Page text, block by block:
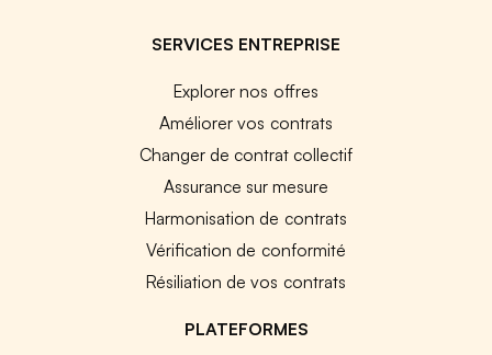
SERVICES ENTREPRISE
Explorer nos offres
Améliorer vos contrats
Changer de contrat collectif
Assurance sur mesure
Harmonisation de contrats
Vérification de conformité
Résiliation de vos contrats
PLATEFORMES